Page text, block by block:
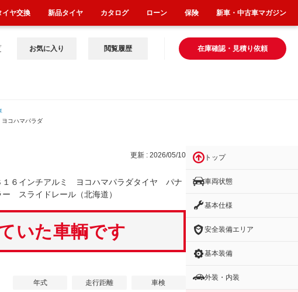
在庫確認・見積り依頼
お気に入り 閲覧履歴
コハマパラダ
更新 : 2026/05/10
６インチアルミ ヨコハマパラダタイヤ パナ
スライドレール（北海道）
いた車輌です
年式 走行距離 車検
トップ
車両状態
基本仕様
安全装備エリア
基本装備
外装・内装
イヤ交換 新品タイヤ カタログ ローン 保険 新車・中古車マガジン